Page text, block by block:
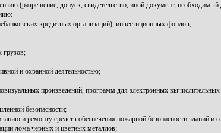
(разрешение, допуск, свидетельство, иной документ, необходимый
кредитных организаций), инвестиционных фондов;
грузов;
и охранной деятельностью;
произведений, программ для электронных
безопасности;
и ремонту средств обеспечения пожарной безопасности зданий и
лома черных и цветных металлов;